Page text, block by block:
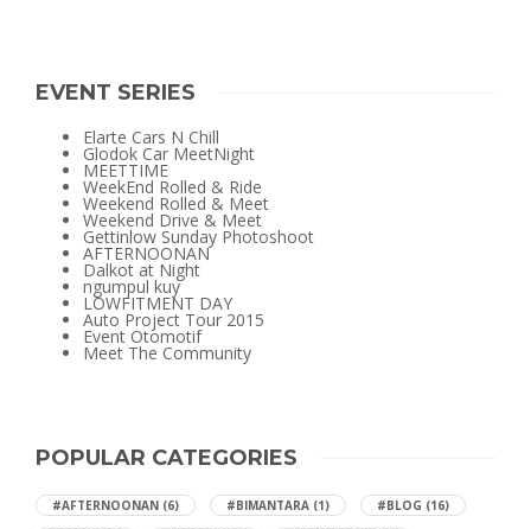
EVENT SERIES
Elarte Cars N Chill
Glodok Car MeetNight
MEETTIME
WeekEnd Rolled & Ride
Weekend Rolled & Meet
Weekend Drive & Meet
Gettinlow Sunday Photoshoot
AFTERNOONAN
Dalkot at Night
ngumpul kuy
LOWFITMENT DAY
Auto Project Tour 2015
Event Otomotif
Meet The Community
POPULAR CATEGORIES
#AFTERNOONAN (6) #BIMANTARA (1) #BLOG (16)